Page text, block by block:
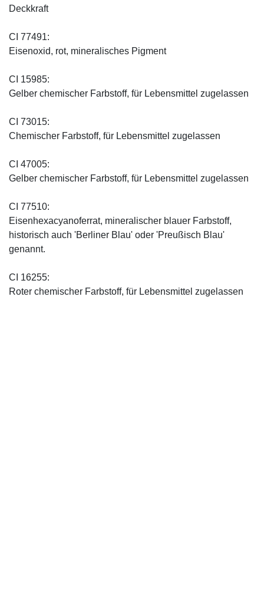
Deckkraft
CI 77491:
Eisenoxid, rot, mineralisches Pigment
CI 15985:
Gelber chemischer Farbstoff, für Lebensmittel zugelassen
CI 73015:
Chemischer Farbstoff, für Lebensmittel zugelassen
CI 47005:
Gelber chemischer Farbstoff, für Lebensmittel zugelassen
CI 77510:
Eisenhexacyanoferrat, mineralischer blauer Farbstoff,
historisch auch 'Berliner Blau' oder 'Preußisch Blau'
genannt.
CI 16255:
Roter chemischer Farbstoff, für Lebensmittel zugelassen